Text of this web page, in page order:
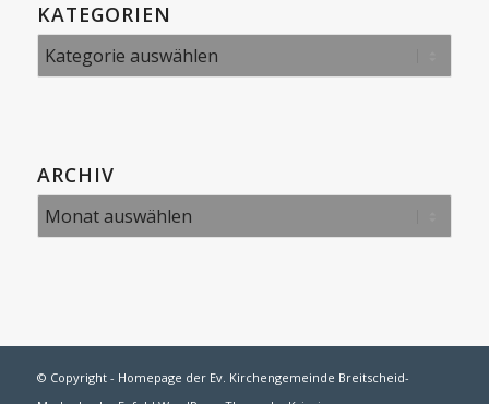
KATEGORIEN
Kategorien
ARCHIV
© Copyright - Homepage der Ev. Kirchengemeinde Breitscheid-